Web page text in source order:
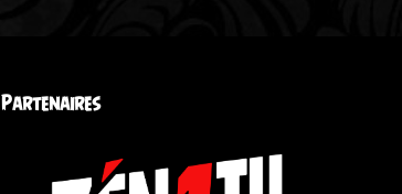
Partenaires